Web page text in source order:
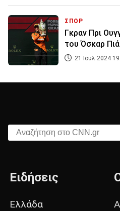
ΣΠΟΡ
Γκραν Πρι
του Όσκαρ
21 Ιουλ 2024
Αναζήτηση στο CNN.gr
Ειδήσεις
Ελλάδα